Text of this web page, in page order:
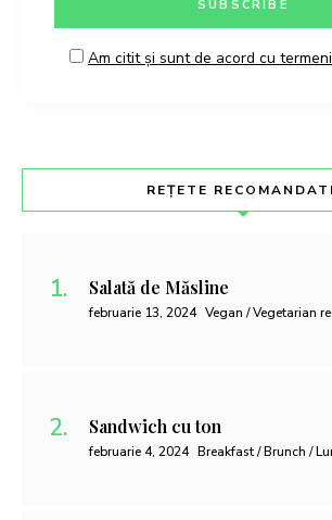
Am citit și sunt de acord cu
REȚETE
Salată de Măsline
februarie 13, 2024 Vegan / Vegetarian
Sandwich cu ton
februarie 4, 2024 Breakfast / Brunch /